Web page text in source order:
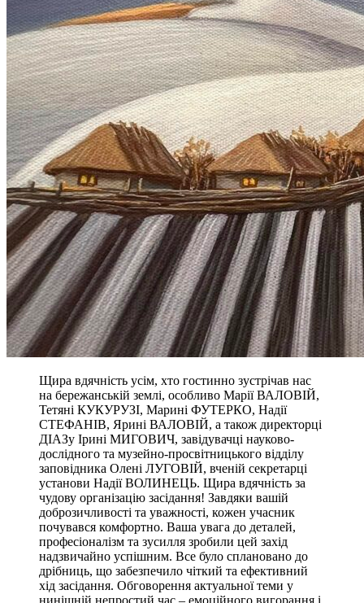
Щира вдячність усім, хто гостинно зустрічав нас
на бережанській землі, особливо Марії ВАЛОВІЙ,
Тетяні КУКУРУЗІ, Марині ФУТЕРКО, Надії
СТЕФАНІВ, Ярині ВАЛОВІЙ, а також директорці
ДІАЗу Ірині МИГОВИЧ, завідувачці науково-
дослідного та музейно-просвітницького відділу
заповідника Олені ЛУГОВІЙ, вченій секретарці
установи Надії ВОЛИНЕЦЬ. Щира вдячність за
чудову організацію засідання! Завдяки вашій
доброзичливості та уважності, кожен учасник
почувався комфортно. Ваша увага до деталей,
професіоналізм та зусилля зробили цей захід
надзвичайно успішним. Все було сплановано до
дрібниць, що забезпечило чіткий та ефективний
хід засідання. Обговорення актуальної теми у